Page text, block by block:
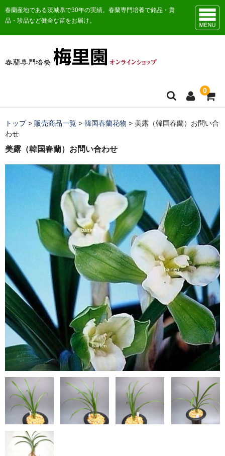
春蘭産地である茨城県で30年の実績。春蘭専門培養で銘品・貴
品・珍品など健全な苗をお届け。
0
トップ
販売商品一覧
おすすめ商品
日本春蘭花物
日本春蘭柄物
韓国春蘭花物
韓国春蘭柄物
中国蘭
鉢（黒楽鉢・錦鉢）
園芸資材
サンプル品
注文ガイド/支払方法
お問い合わせ
Instagram
トップ> 販売商品一覧 > 韓国春蘭花物 > 美露（韓国春蘭）お問い合
わせ
美露（韓国春蘭）お問い合わせ